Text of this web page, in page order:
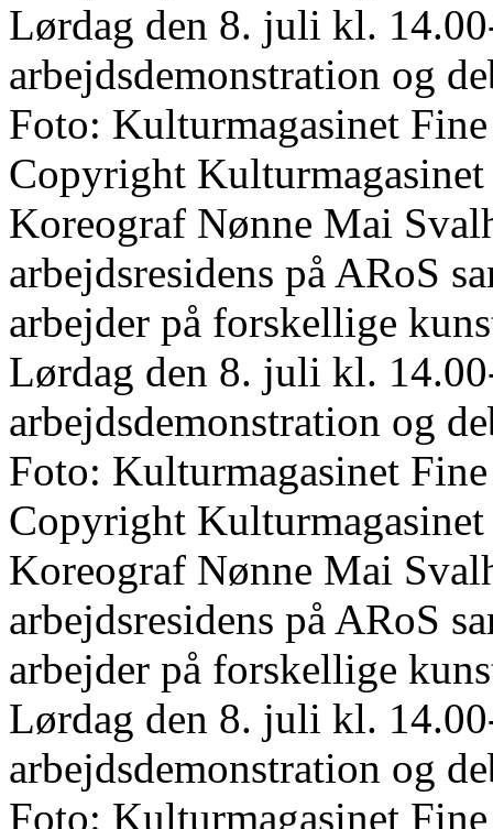
Lørdag den 8. juli kl.
arbejdsdemonstration og
Foto: Kulturmagasinet
Copyright
Koreograf Nønne Mai
arbejdsresidens på ARoS
arbejder på forskellige
Lørdag den 8. juli kl.
arbejdsdemonstration og
Foto: Kulturmagasinet
Copyright
Koreograf Nønne Mai
arbejdsresidens på ARoS
arbejder på forskellige
Lørdag den 8. juli kl.
arbejdsdemonstration og
Foto: Kulturmagasinet